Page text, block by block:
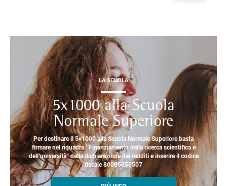
LA SCUOLA
5x1000 alla Scuola
Normale Superiore
Per destinare il 5×1000 alla Scuola Normale Superiore basta
firmare nel riquadro “Finanziamento della ricerca scientifica e
dell’università” della dichiarazione dei redditi e inserire il codice
fiscale 80005050507